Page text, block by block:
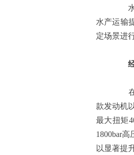
水
水产运输
定场景进
经
在
款发动机
最大扭矩
1800bar
以显著提